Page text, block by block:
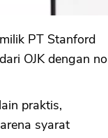
PT Stanford
OJK dengan no
praktis,
syarat